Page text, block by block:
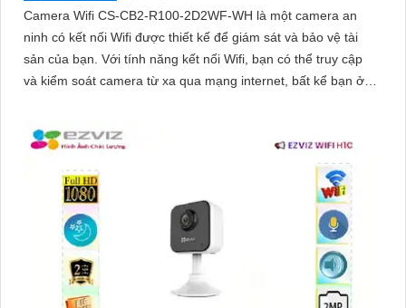
Camera Wifi CS-CB2-R100-2D2WF-WH là một camera an
ninh có kết nối Wifi được thiết kế để giám sát và bảo vệ tài
sản của bạn. Với tính năng kết nối Wifi, bạn có thể truy cập
và kiểm soát camera từ xa qua mạng internet, bất kể bạn ở